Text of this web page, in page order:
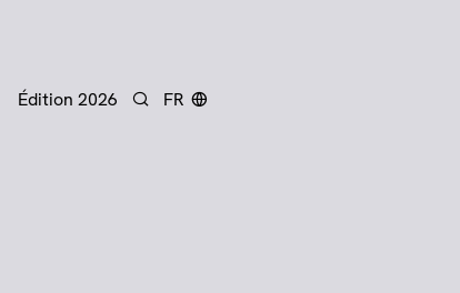
Édition 2026 Rechercher
FR